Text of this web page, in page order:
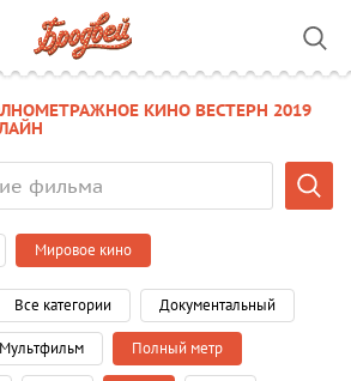
КИНО ВЕСТЕРН 2019
Мировое кино
Все категории Документальный
Мультфильм Полный метр